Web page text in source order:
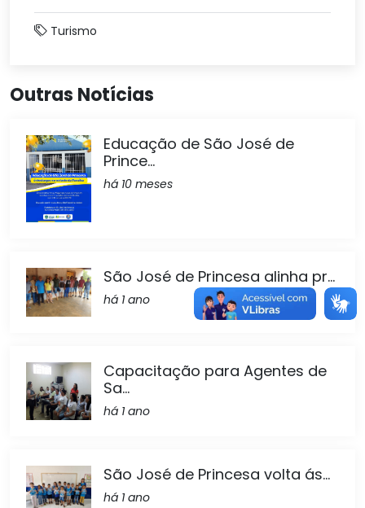
Turismo
Outras Notícias
Educação de São José de
Prince...
há 10 meses
São José de Princesa alinha pr...
há 1 ano
Capacitação para Agentes de
Sa...
há 1 ano
São José de Princesa volta ás...
há 1 ano